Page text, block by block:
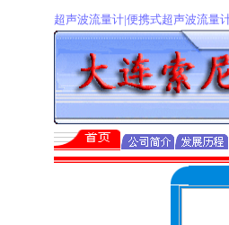
超声波流量计|便携式超声波流量